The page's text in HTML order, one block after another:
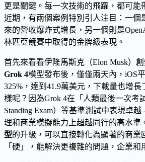
更是關鍵。每一次技術的飛躍，都可能
近期，有兩個案例特別引人注目：一個
來的營收爆炸式增長，另一個則是
林匹亞競賽中取得的金牌級表現。
首先來看看伊隆馬斯克（Elon Musk）
Grok 4模型發布後，僅僅兩天內，iOS
325%，達到41.9萬美元，下載量也增長
樣呢？因為Grok 4在「人類最後一次考
Standing Exam）等基準測試中表現卓
理和商業模擬能力上超越同行的高水準
型的升級，可以直接轉化為顯著的商業
「硬」，能解決更複雜的問題，企業和